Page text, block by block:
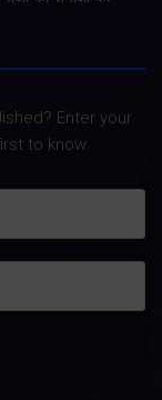
Enter your
to know.